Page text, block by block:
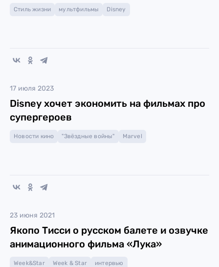
Стиль жизни мультфильмы Disney
17 июля 2023
Disney хочет экономить на фильмах про
супергероев
Новости кино "Звёздные войны" Marvel
23 июня 2021
Якопо Тисси о русском балете и озвучке
анимационного фильма «Лука»
Week&Star Week & Star интервью